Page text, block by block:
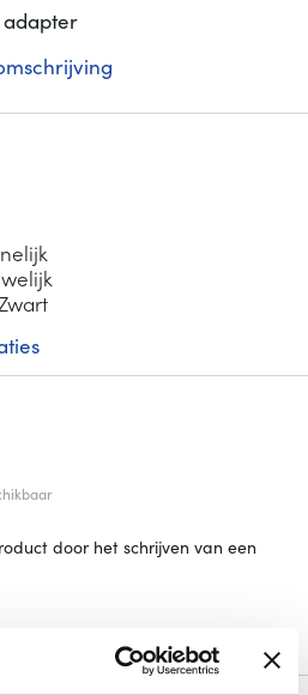
adapter
door het schrijven van een